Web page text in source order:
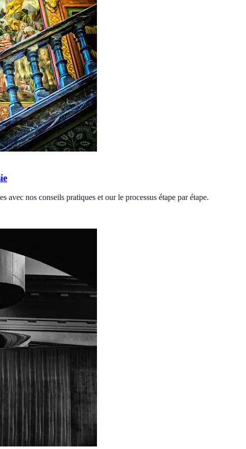
nos conseils pratiques et our le processus étape par étape.